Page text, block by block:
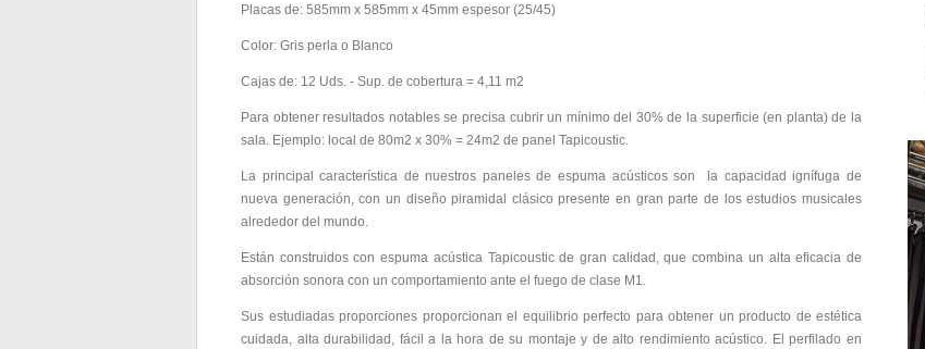
Placas de: 585mm x 585mm x 45mm espesor (25/45)
Color: Gris perla o Blanco
Cajas de: 12 Uds. - Sup. de cobertura = 4,11 m2
Para obtener resultados notables se precisa cubrir un mínimo del 30% de la superficie (en planta) de la
sala. Ejemplo: local de 80m2 x 30% = 24m2 de panel Tapicoustic.
La principal característica de nuestros paneles de espuma acústicos son la capacidad ignífuga de
nueva generación, con un diseño piramidal clásico presente en gran parte de los estudios musicales
alrededor del mundo.
Están construidos con espuma acústica Tapicoustic de gran calidad, que combina un alta eficacia de
absorción sonora con un comportamiento ante el fuego de clase M1.
Sus estudiadas proporciones proporcionan el equilibrio perfecto para obtener un producto de estética
cuidada, alta durabilidad, fácil a la hora de su montaje y de alto rendimiento acústico. El perfilado en